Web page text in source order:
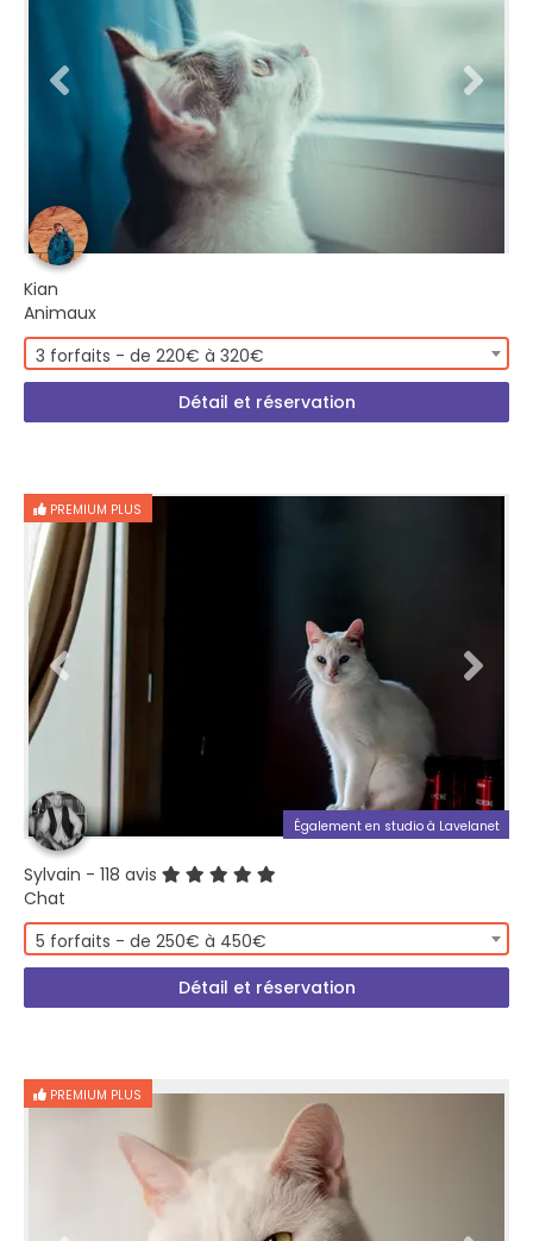
Kian
Animaux
3 forfaits - de 220€ à 320€
Détail et réservation
PREMIUM PLUS
Également en studio à Lavelanet
Sylvain - 118 avis
Chat
5 forfaits - de 250€ à 450€
Détail et réservation
PREMIUM PLUS